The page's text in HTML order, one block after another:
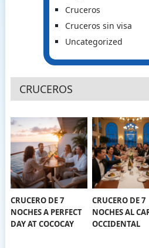
Cruceros
Cruceros sin visa
Uncategorized
CRUCEROS
CRUCERO DE 7
NOCHES A PERFECT
DAY AT COCOCAY
CRUCERO DE 7
NOCHES AL
OCCIDENTAL